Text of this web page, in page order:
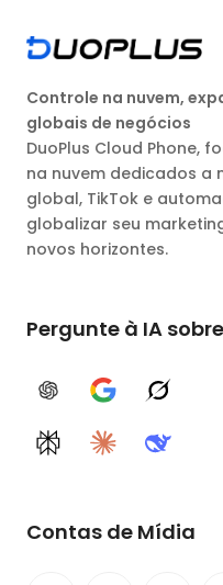
Controle na nuvem,
globais de negócios
DuoPlus Cloud Phone,
na nuvem dedicados a
global, TikTok e
globalizar seu
novos horizontes.
Pergunte à IA
ChatGPTGoogle AIGrok
PerplexityClaude
Contas de Mídia